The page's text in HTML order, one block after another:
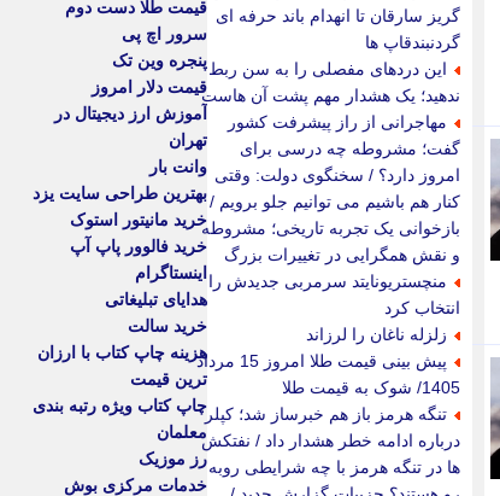
گریز سارقان تا انهدام باند حرفه ای
گردنبندقاپ ها
این دردهای مفصلی را به سن ربط
ندهید؛ یک هشدار مهم پشت آن هاست
مهاجرانی از راز پیشرفت کشور
گفت؛ مشروطه چه درسی برای
امروز دارد؟ / سخنگوی دولت: وقتی
کنار هم باشیم می توانیم جلو برویم /
بازخوانی یک تجربه تاریخی؛ مشروطه
و نقش همگرایی در تغییرات بزرگ
منچستریونایتد سرمربی جدیدش را
انتخاب کرد
زلزله ناغان را لرزاند
پیش بینی قیمت طلا امروز 15 مرداد
1405/ شوک به قیمت طلا
تنگه هرمز باز هم خبرساز شد؛ کپلر
درباره ادامه خطر هشدار داد / نفتکش
ها در تنگه هرمز با چه شرایطی روبه
قیمت طلا دست دوم
سرور اچ پی
پنجره وین تک
قیمت دلار امروز
آموزش ارز دیجیتال در
تهران
وانت بار
بهترین طراحی سایت یزد
خرید مانیتور استوک
خرید فالوور پاپ آپ
اینستاگرام
هدایای تبلیغاتی
خرید سالت
هزینه چاپ کتاب با ارزان
ترین قیمت
چاپ کتاب ویژه رتبه بندی
معلمان
رز موزیک
خدمات مرکزی بوش